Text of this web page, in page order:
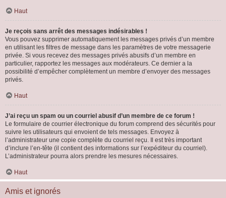
Haut
Je reçois sans arrêt des messages indésirables !
Vous pouvez supprimer automatiquement les messages privés d’un membre
en utilisant les filtres de message dans les paramètres de votre messagerie
privée. Si vous recevez des messages privés abusifs d’un membre en
particulier, rapportez les messages aux modérateurs. Ce dernier a la
possibilité d’empêcher complètement un membre d’envoyer des messages
privés.
Haut
J’ai reçu un spam ou un courriel abusif d’un membre de ce forum !
Le formulaire de courrier électronique du forum comprend des sécurités pour
suivre les utilisateurs qui envoient de tels messages. Envoyez à
l’administrateur une copie complète du courriel reçu. Il est très important
d’inclure l’en-tête (il contient des informations sur l’expéditeur du courriel).
L’administrateur pourra alors prendre les mesures nécessaires.
Haut
Amis et ignorés